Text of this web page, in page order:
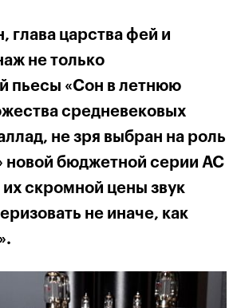
глава царства фей и
не только
пьесы «Сон в летнюю
средневековых
не зря выбран на роль
новой бюджетной серии АС
скромной цены звук
не иначе, как